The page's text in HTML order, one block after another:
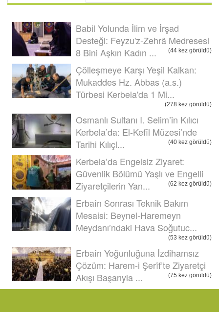
Babil Yolunda İlim ve İrşad
Desteği: Feyzu'z-Zehrâ Medresesi
8 Bini Aşkın Kadın ...
(44 kez görüldü)
Çölleşmeye Karşı Yeşil Kalkan:
Mukaddes Hz. Abbas (a.s.)
Türbesi Kerbela'da 1 Mi...
(278 kez görüldü)
Osmanlı Sultanı I. Selim’in Kılıcı
Kerbela’da: El-Kefîl Müzesi’nde
Tarihi Kılıçl...
(40 kez görüldü)
Kerbela’da Engelsiz Ziyaret:
Güvenlik Bölümü Yaşlı ve Engelli
Ziyaretçilerin Yan...
(62 kez görüldü)
Erbaîn Sonrası Teknik Bakım
Mesaisi: Beynel-Haremeyn
Meydanı’ndaki Hava Soğutuc...
(53 kez görüldü)
Erbaîn Yoğunluğuna İzdihamsız
Çözüm: Harem-i Şerîf’te Ziyaretçi
Akışı Başarıyla ...
(75 kez görüldü)